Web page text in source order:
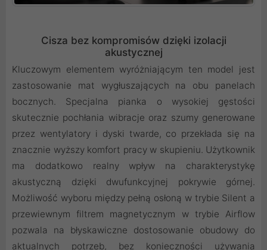
Cisza bez kompromisów dzięki izolacji
akustycznej
Kluczowym elementem wyróżniającym ten model jest
zastosowanie mat wygłuszających na obu panelach
bocznych. Specjalna pianka o wysokiej gęstości
skutecznie pochłania wibracje oraz szumy generowane
przez wentylatory i dyski twarde, co przekłada się na
znacznie wyższy komfort pracy w skupieniu. Użytkownik
ma dodatkowo realny wpływ na charakterystykę
akustyczną dzięki dwufunkcyjnej pokrywie górnej.
Możliwość wyboru między pełną osłoną w trybie Silent a
przewiewnym filtrem magnetycznym w trybie Airflow
pozwala na błyskawiczne dostosowanie obudowy do
aktualnych potrzeb, bez konieczności używania